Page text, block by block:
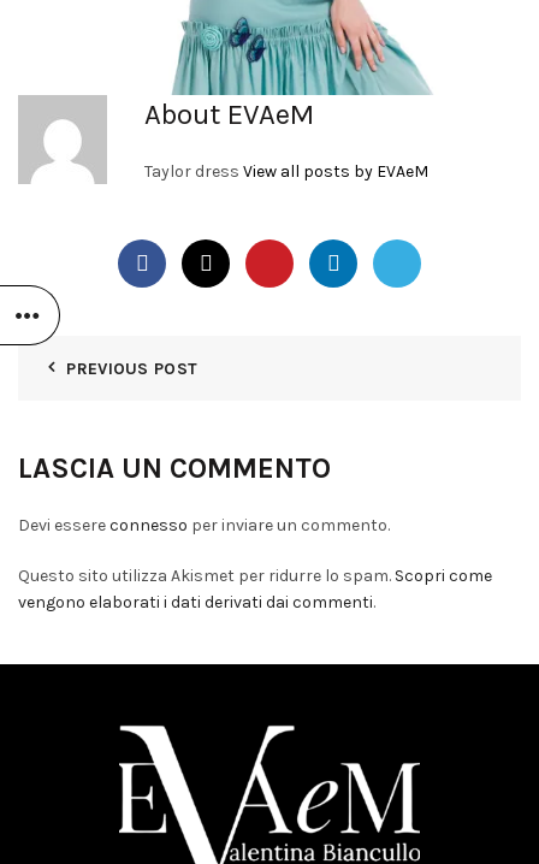
About EVAeM
Taylor dress View all posts by EVAeM
PREVIOUS POST
LASCIA UN COMMENTO
Devi essereconnesso per inviare un commento.
Questo sito utilizza Akismet per ridurre lo spam. Scopri come
vengono elaborati i dati derivati dai commenti.